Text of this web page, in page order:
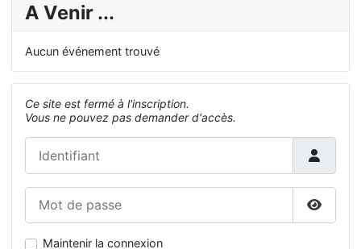
A Venir ...
Aucun événement trouvé
Ce site est fermé à l'inscription.
Vous ne pouvez pas demander d'accès.
Identifiant
Mot de passe
Maintenir la connexion